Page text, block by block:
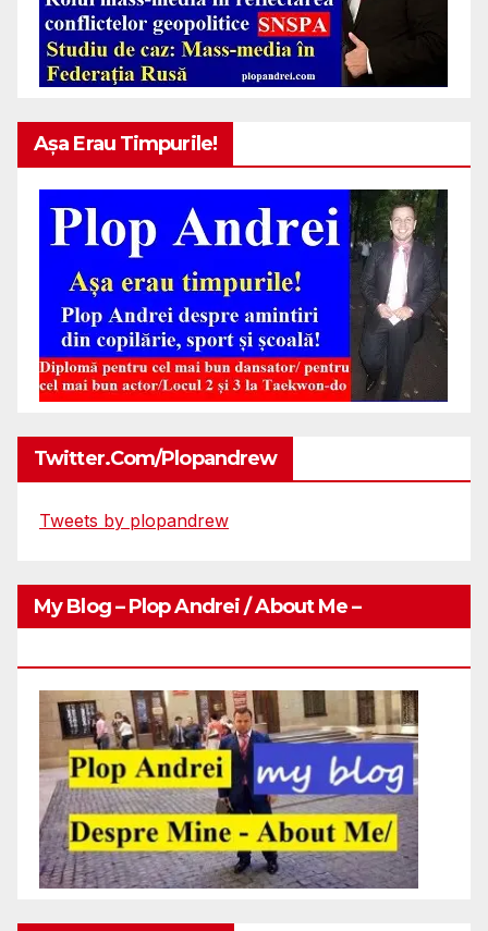
Așa Erau Timpurile!
Twitter.com/plopandrew
Tweets by plopandrew
My Blog – Plop Andrei / About Me –